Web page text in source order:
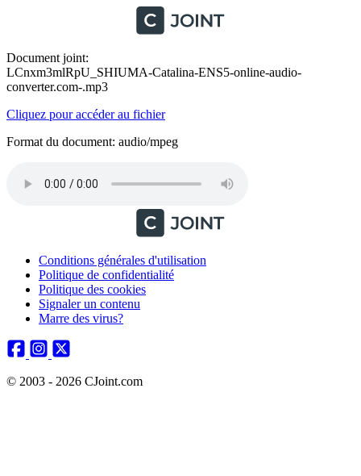
Document joint:
LCnxm3mlRpU_SHIUMA-Catalina-ENS5-online-audio-
converter.com-.mp3
Cliquez pour accéder au fichier
Format du document: audio/mpeg
Conditions générales d'utilisation
Politique de confidentialité
Politique des cookies
Signaler un contenu
Marre des virus?
© 2003 - 2026 CJoint.com